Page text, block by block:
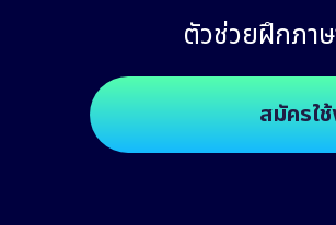
ตัวช่วยฝึกภา
สมัครใ